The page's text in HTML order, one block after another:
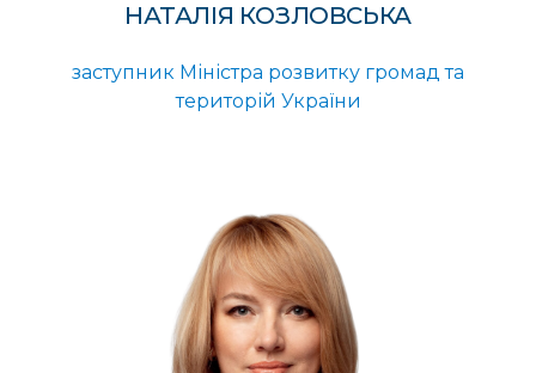
НАТАЛІЯ КОЗЛОВСЬКА
заступник Міністра розвитку громад та
територій України